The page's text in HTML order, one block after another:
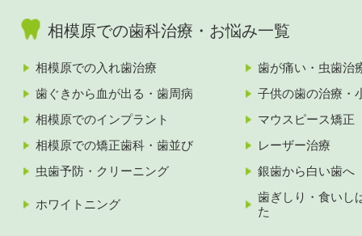
相模原での歯科治療・お悩み一覧
相模原での入れ歯治療
歯が痛い・虫歯治
歯ぐきから血が出る・歯周病
子供の歯の治療・
相模原でのインプラント
マウスピース矯正
相模原での矯正歯科・歯並び
レーザー治療
虫歯予防・クリーニング
銀歯から白い歯へ
ホワイトニング
歯ぎしり・食いし
た